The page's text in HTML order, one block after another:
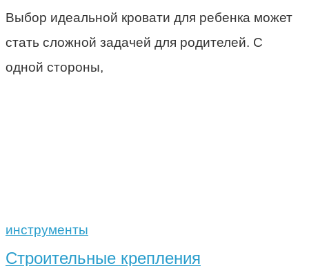
Выбор идеальной кровати для ребенка может
стать сложной задачей для родителей. С
одной стороны,
инструменты
Строительные крепления